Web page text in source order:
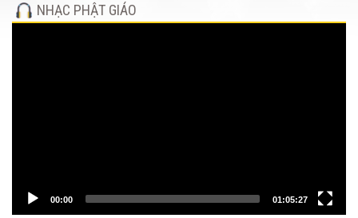
NHẠC PHẬT GIÁO
00:00 01:05:27